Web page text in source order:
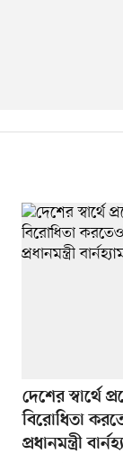
দেশের স্বার্থে
বিরোধিতা
প্রধানমন্ত্রী